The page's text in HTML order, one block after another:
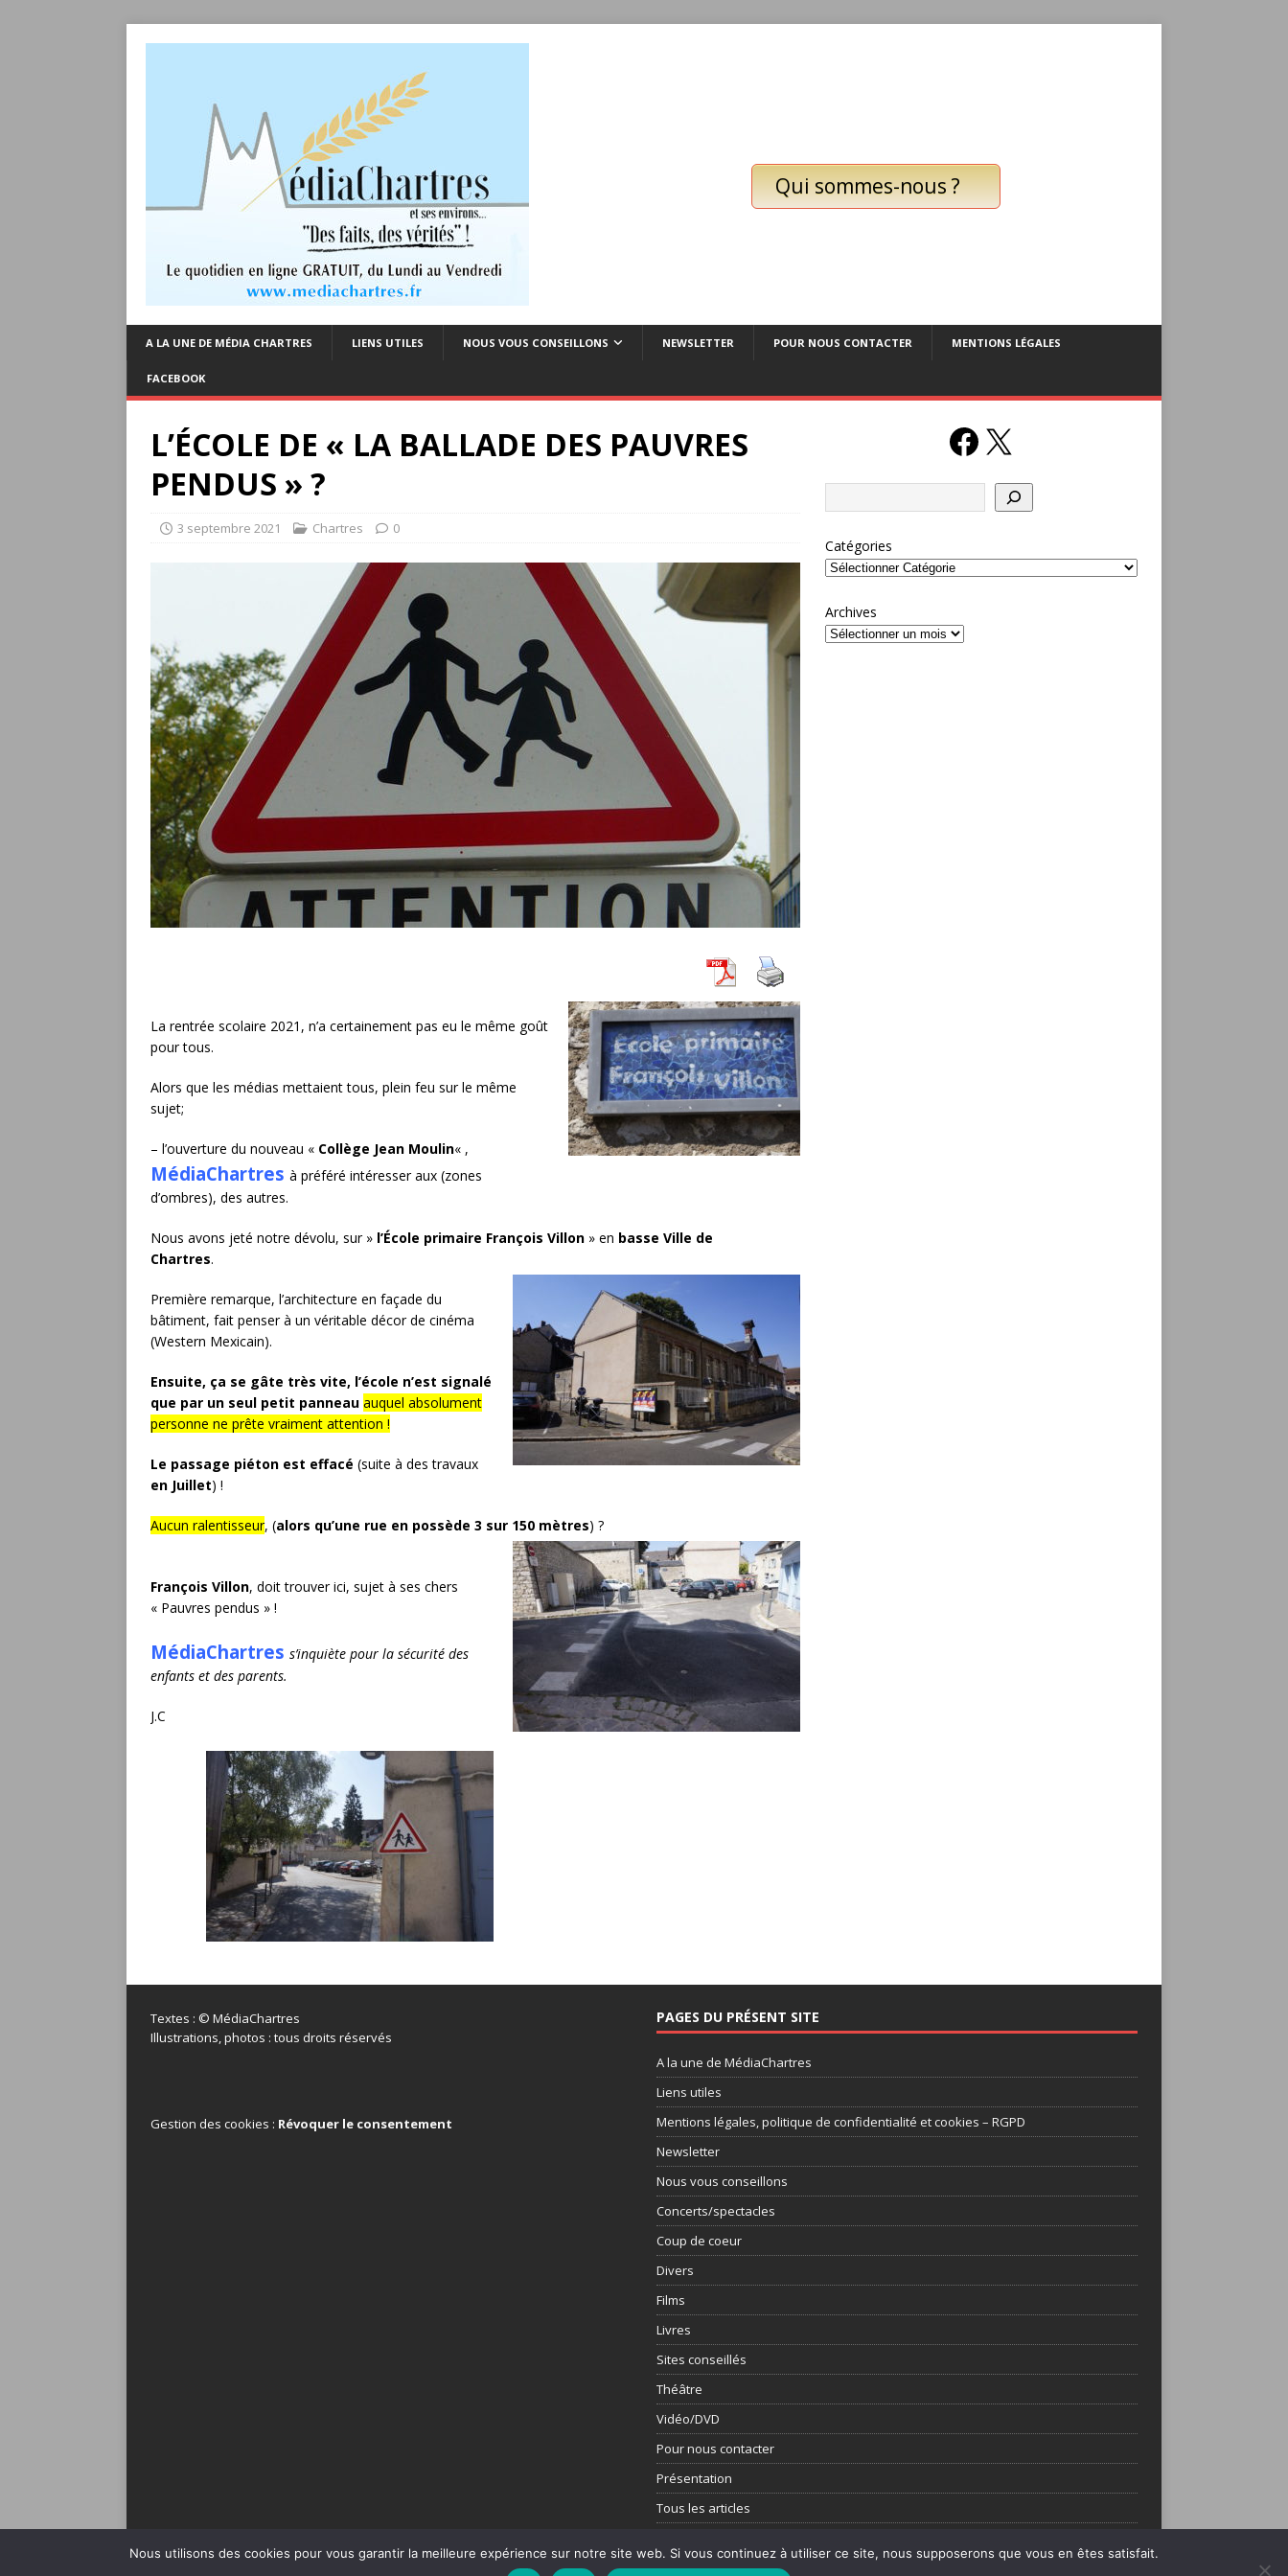
Qui sommes-nous ?
A LA UNE DE MÉDIA CHARTRES LIENS UTILES NOUS VOUS CONSEILLONS NEWSLETTER POUR NOUS CONTACTER MENTIONS LÉGALES
FACEBOOK
L’ÉCOLE DE « LA BALLADE DES PAUVRES
PENDUS » ?
3 septembre 2021 Chartres 0
La rentrée scolaire 2021, n’a certainement pas eu le même goût
pour tous.
Alors que les médias mettaient tous, plein feu sur le même
sujet;
– l’ouverture du nouveau « Collège Jean Moulin« ,
MédiaChartres à préféré intéresser aux (zones
d’ombres), des autres.
Nous avons jeté notre dévolu, sur » l’École primaire François Villon » en basse Ville de
Chartres.
Première remarque, l’architecture en façade du
bâtiment, fait penser à un véritable décor de cinéma
(Western Mexicain).
Ensuite, ça se gâte très vite, l’école n’est signalé
que par un seul petit panneau auquel absolument
personne ne prête vraiment attention !
Le passage piéton est effacé (suite à des travaux
en Juillet) !
Aucun ralentisseur, (alors qu’une rue en possède 3 sur 150 mètres) ?
François Villon, doit trouver ici, sujet à ses chers
« Pauvres pendus » !
MédiaChartres s’inquiète pour la sécurité des
enfants et des parents.
J.C
Catégories
Archives
Textes : © MédiaChartres
Illustrations, photos : tous droits réservés
Gestion des cookies : Révoquer le consentement
PAGES DU PRÉSENT SITE
A la une de MédiaChartres
Liens utiles
Mentions légales, politique de confidentialité et cookies – RGPD
Newsletter
Nous vous conseillons
Concerts/spectacles
Coup de coeur
Divers
Films
Livres
Sites conseillés
Théâtre
Vidéo/DVD
Pour nous contacter
Présentation
Tous les articles
Nous utilisons des cookies pour vous garantir la meilleure expérience sur notre site web. Si vous continuez à utiliser ce site, nous supposerons que vous en êtes satisfait.